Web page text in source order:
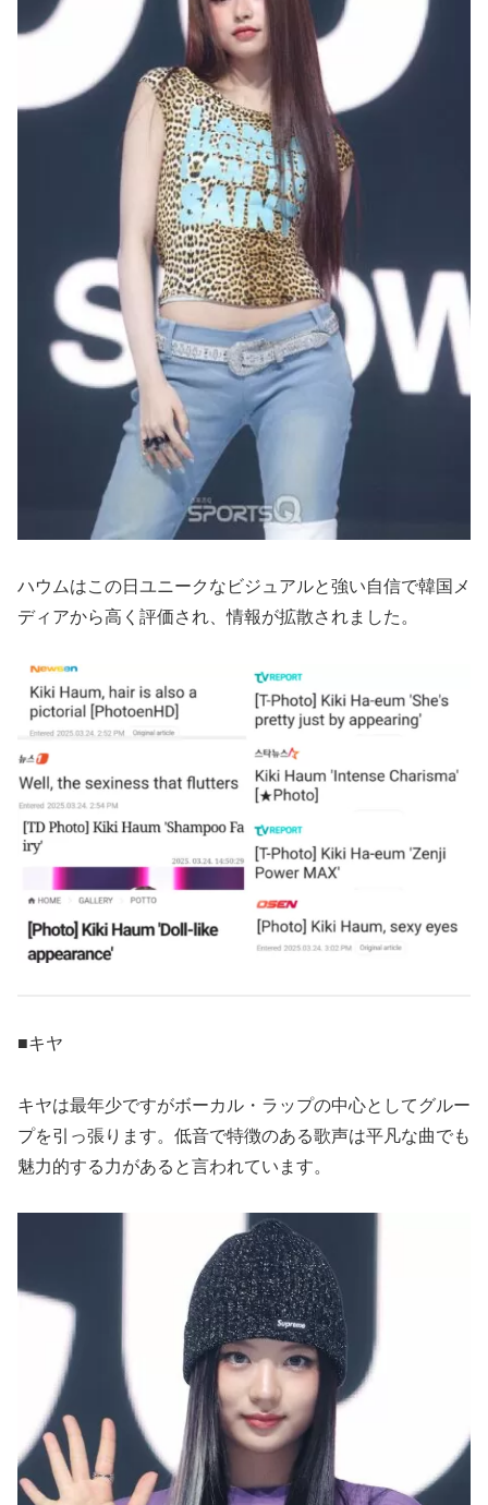
ハウムはこの日ユニークなビジュアルと強い自信で韓国メ
ディアから高く評価され、情報が拡散されました。
■キヤ
キヤは最年少ですがボーカル・ラップの中心としてグルー
プを引っ張ります。低音で特徴のある歌声は平凡な曲でも
魅力的する力があると言われています。